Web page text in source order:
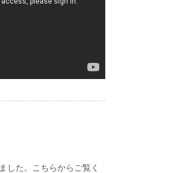
した。 こちらからご覧く